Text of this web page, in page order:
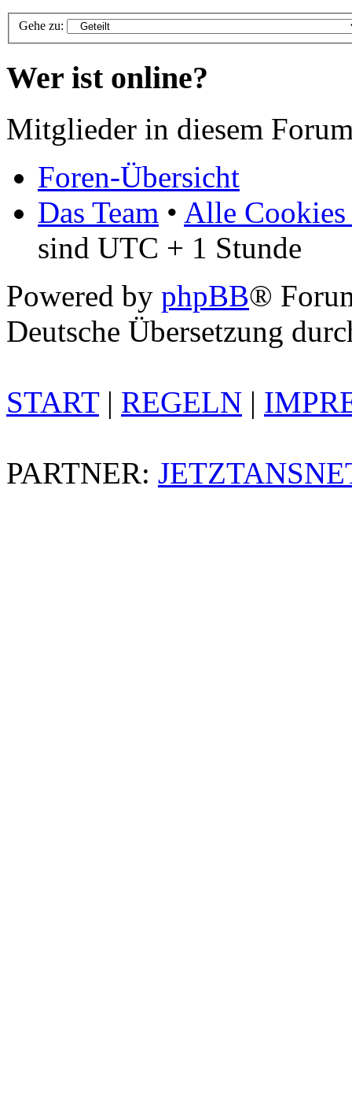
Gehe zu:
Wer ist online?
Mitglieder in diesem
Foren-Übersicht
Das Team • Alle Cookies
sind UTC + 1 Stunde
Powered by phpBB®
Deutsche Übersetzung
START| REGELN |
PARTNER: